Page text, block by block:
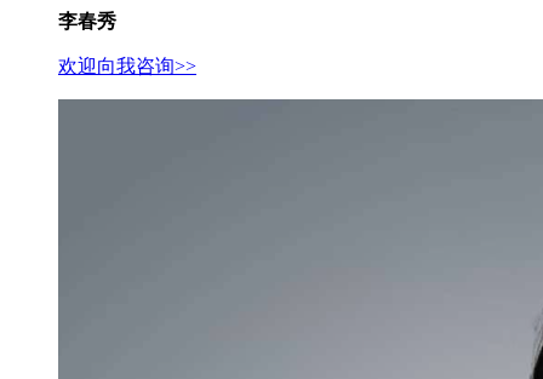
李春秀
欢迎向我咨询>>